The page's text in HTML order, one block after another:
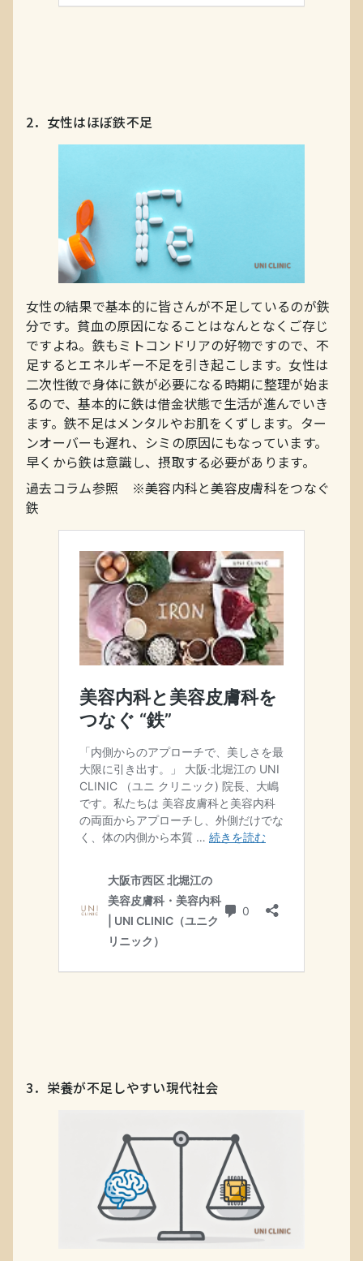
2．女性はほぼ鉄不足
女性の結果で基本的に皆さんが不足しているのが鉄
分です。貧血の原因になることはなんとなくご存じ
ですよね。鉄もミトコンドリアの好物ですので、不
足するとエネルギー不足を引き起こします。女性は
二次性徴で身体に鉄が必要になる時期に整理が始ま
るので、基本的に鉄は借金状態で生活が進んでいき
ます。鉄不足はメンタルやお肌をくずします。ター
ンオーバーも遅れ、シミの原因にもなっています。
早くから鉄は意識し、摂取する必要があります。
過去コラム参照 ※美容内科と美容皮膚科をつなぐ
鉄
3．栄養が不足しやすい現代社会